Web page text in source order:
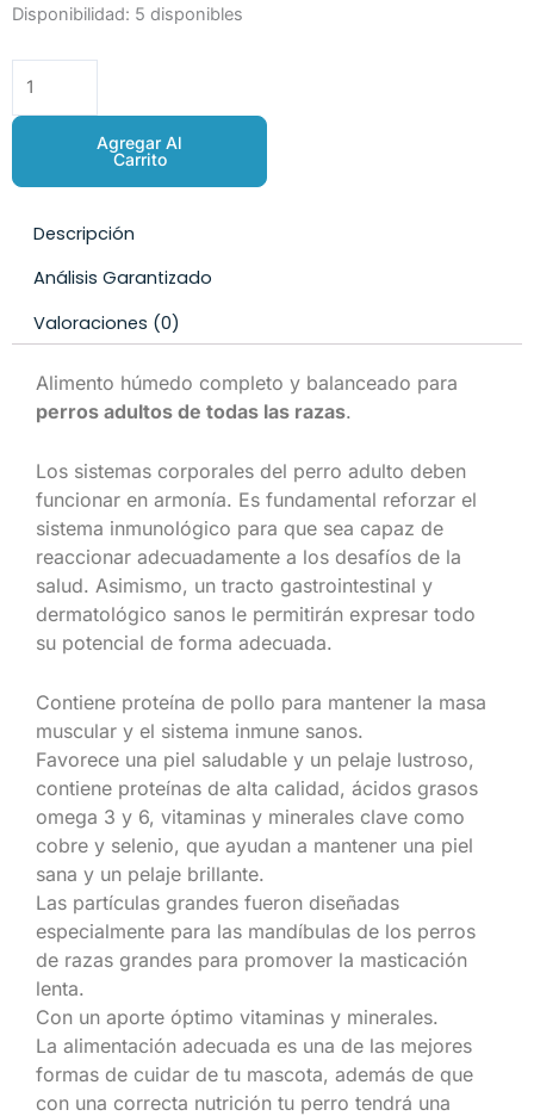
Disponibilidad: 5 disponibles
Lata
Adulto:
Pollo
Arroz
Agregar Al
Carrito
Descripción
Análisis Garantizado
Valoraciones (0)
Alimento húmedo completo y balanceado para
perros adultos de todas las razas.
Los sistemas corporales del perro adulto deben
funcionar en armonía. Es fundamental reforzar el
sistema inmunológico para que sea capaz de
reaccionar adecuadamente a los desafíos de la
salud. Asimismo, un tracto gastrointestinal y
dermatológico sanos le permitirán expresar todo
su potencial de forma adecuada.
Contiene proteína de pollo para mantener la masa
muscular y el sistema inmune sanos.
Favorece una piel saludable y un pelaje lustroso,
contiene proteínas de alta calidad, ácidos grasos
omega 3 y 6, vitaminas y minerales clave como
cobre y selenio, que ayudan a mantener una piel
sana y un pelaje brillante.
Las partículas grandes fueron diseñadas
especialmente para las mandíbulas de los perros
de razas grandes para promover la masticación
lenta.
Con un aporte óptimo vitaminas y minerales.
La alimentación adecuada es una de las mejores
formas de cuidar de tu mascota, además de que
con una correcta nutrición tu perro tendrá una